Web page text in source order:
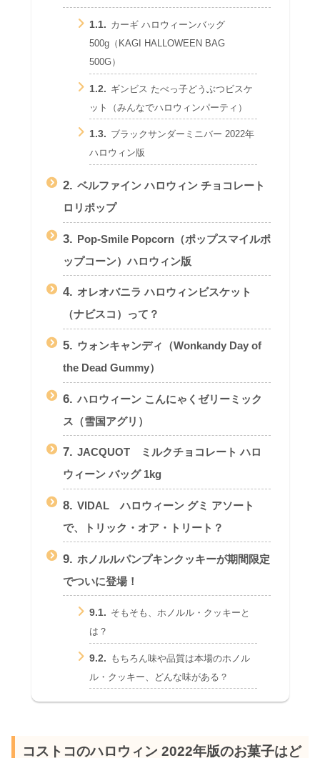
1.1. カーギ ハロウィーンバッグ
500g（KAGI HALLOWEEN BAG
500G）
1.2. ギンビス たべっ子どうぶつビスケ
ット（みんなでハロウィンパーティ）
1.3. ブラックサンダーミニバー 2022年
ハロウィン版
2. ベルファイン ハロウィン チョコレート
ロリポップ
3. Pop-Smile Popcorn（ポップスマイルポ
ップコーン）ハロウィン版
4. オレオバニラ ハロウィンビスケット
（ナビスコ）って？
5. ウォンキャンディ（Wonkandy Day of
the Dead Gummy）
6. ハロウィーン こんにゃくゼリーミック
ス（雪国アグリ）
7. JACQUOT ミルクチョコレート ハロ
ウィーン バッグ 1kg
8. VIDAL ハロウィーン グミ アソート
で、トリック・オア・トリート？
9. ホノルルパンプキンクッキーが期間限定
でついに登場！
9.1. そもそも、ホノルル・クッキーと
は？
9.2. もちろん味や品質は本場のホノル
ル・クッキー、どんな味がある？
コストコのハロウィン 2022年版のお菓子はど